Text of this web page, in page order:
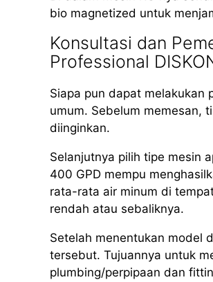
bio magnetized untuk
Konsultasi dan
Professional
Siapa pun dapat melakukan
umum. Sebelum memesan,
diinginkan.
Selanjutnya pilih tipe mesin
400 GPD mempu
rata-rata air minum di
rendah atau sebaliknya.
Setelah menentukan model
tersebut. Tujuannya untuk
plumbing/perpipaan dan